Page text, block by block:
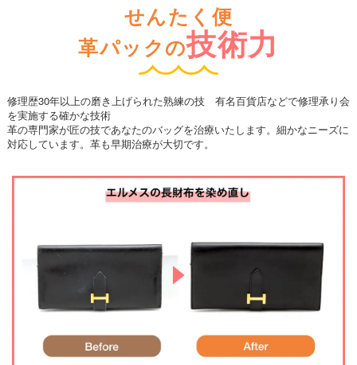
せんたく便
革パックの技術力
修理歴30年以上の磨き上げられた熟練の技 有名百貨店などで修理承り会
を実施する確かな技術
革の専門家が匠の技であなたのバッグを治療いたします。細かなニーズに
対応しています。革も早期治療が大切です。